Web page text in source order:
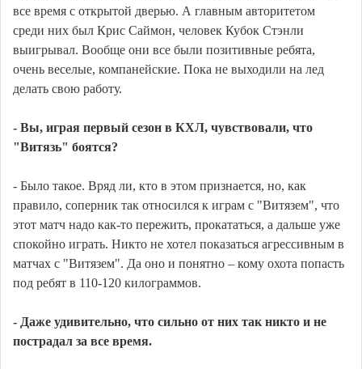
все время с открытой дверью. А главным авторитетом
среди них был Крис Саймон, человек Кубок Стэнли
выигрывал. Вообще они все были позитивные ребята,
очень веселые, компанейские. Пока не выходили на лед
делать свою работу.
- Вы, играя первый сезон в КХЛ, чувствовали, что
"Витязь" боятся?
- Было такое. Вряд ли, кто в этом признается, но, как
правило, соперник так относился к играм с "Витязем", что
этот матч надо как-то пережить, прокататься, а дальше уже
спокойно играть. Никто не хотел показаться агрессивным в
матчах с "Витязем". Да оно и понятно – кому охота попасть
под ребят в 110-120 килограммов.
- Даже удивительно, что сильно от них так никто и не
пострадал за все время.